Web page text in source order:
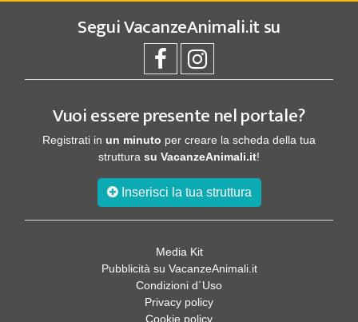
SeguiVacanzeAnimali.itsu
Vuoi essere presente nel portale?
Registrati in un minuto per creare la scheda della tua
struttura su VacanzeAnimali.it!
Inserisci la tua struttura
Media Kit
Pubblicità su VacanzeAnimali.it
Condizioni d´Uso
Privacy policy
Cookie policy